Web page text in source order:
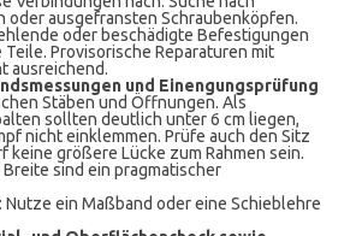
oder ausgefransten Schraubenköpfen.
oder beschädigte Befestigungen
Provisorische Reparaturen mit
ausreichend.
und Einengungsprüfung
Stäben und Öffnungen. Als
sollten deutlich unter 6 cm liegen,
nicht einklemmen. Prüfe auch den Sitz
keine größere Lücke zum Rahmen sein.
sind ein pragmatischer
Nutze ein Maßband oder eine Schieblehre